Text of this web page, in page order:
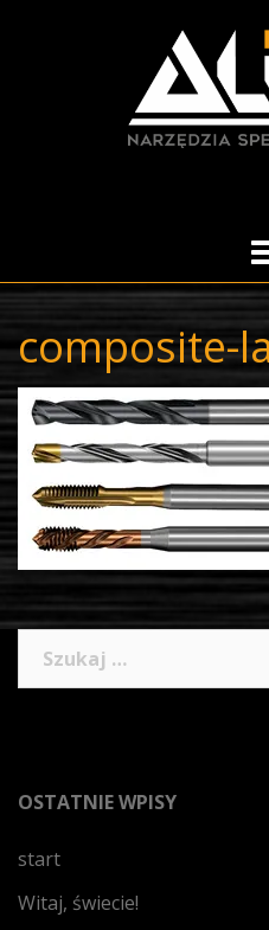
composite-
OSTATNIE WPISY
start
Witaj, świecie!